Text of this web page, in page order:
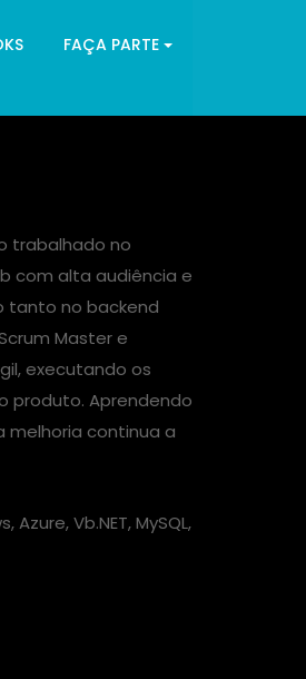
FAÇA PARTE
trabalhado no
com alta audiência e
tanto no backend
Master e
executando os
produto. Aprendendo
melhoria continua a
Azure, Vb.NET, MySQL,